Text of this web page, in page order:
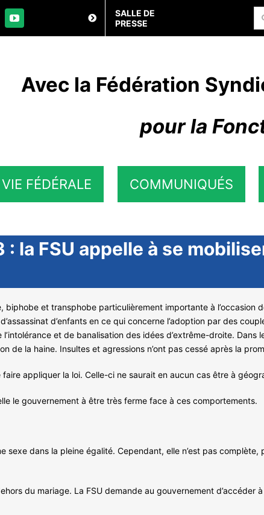
SALLE DE
PRESSE
Avec la Fédération
pour la
FÉDÉRALE COMMUNIQUÉS
la FSU appelle à se
et transphobe particulièrement importante à l’occasion
d’enfants en ce qui concerne l’adoption par des
et de banalisation des idées d’extrême-droite. Dans
de la haine. Insultes et agressions n’ont pas cessé après la
appliquer la loi. Celle-ci ne saurait en aucun cas être à
le gouvernement à être très ferme face à ces comportements.
dans la pleine égalité. Cependant, elle n’est pas complète,
du mariage. La FSU demande au gouvernement d’accéder